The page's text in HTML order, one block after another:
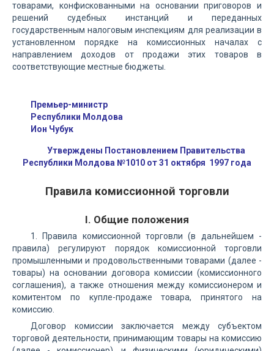
товарами, конфискованными на основании приговоров и
решений судебных инстанций и переданных
государственным налоговым инспекциям для реализации в
установленном порядке на комиссионных началах с
направлением доходов от продажи этих товаров в
соответствующие местные бюджеты.
Премьер-министр
Республики Молдова
Ион Чубук
Утверждены Постановлением Правительства
Республики Молдова №1010 от 31 октября 1997 года
Правила комиссионной торговли
I. Общие положения
1. Правила комиссионной торговли (в дальнейшем -
правила) регулируют порядок комиссионной торговли
промышленными и продовольственными товарами (далее -
товары) на основании договора комиссии (комиссионного
соглашения), а также отношения между комиссионером и
комитентом по купле-продаже товара, принятого на
комиссию.
Договор комиссии заключается между субъектом
торговой деятельности, принимающим товары на комиссию